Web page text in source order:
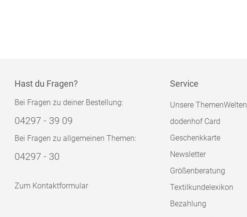
Hast du Fragen?
Bei Fragen zu deiner Bestellung:
04297 - 39 09
Bei Fragen zu allgemeinen Themen:
04297 - 30
Zum Kontaktformular
Service
Unsere ThemenWelten
dodenhof Card
Geschenkkarte
Newsletter
Größenberatung
Textilkundelexikon
Bezahlung